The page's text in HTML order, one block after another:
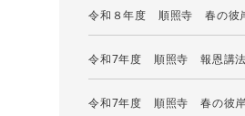
令和８年度 順照寺 春の彼
令和7年度 順照寺 報恩講
令和7年度 順照寺 春の彼